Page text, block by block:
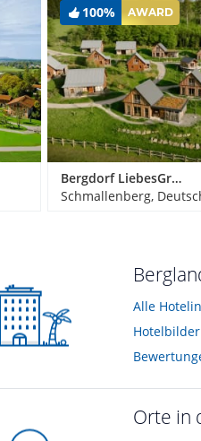
100% AWARD
Bergdorf LiebesGrün
Schmallenberg,
Alle
Orte in